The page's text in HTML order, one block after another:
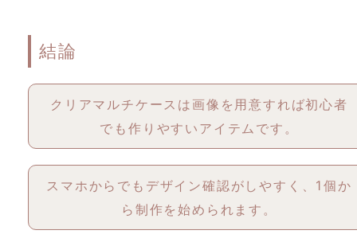
結論
クリアマルチケースは画像を用意すれば初心者
でも作りやすいアイテムです。
スマホからでもデザイン確認がしやすく、1個か
ら制作を始められます。